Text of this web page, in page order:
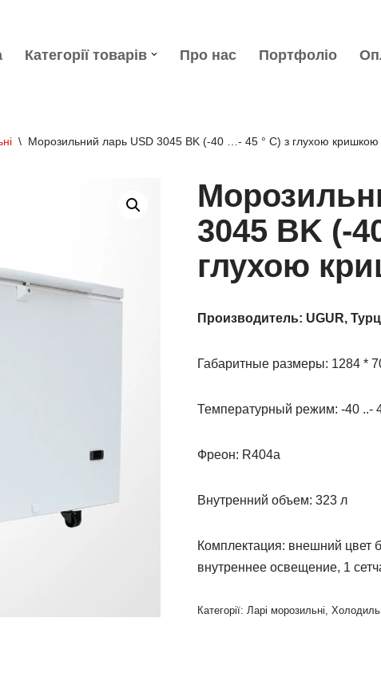
Категорії товарів Про нас Портфоліо
\ Морозильний ларь USD 3045 BK (-40 …- 45 ° С) з глухою кришкою
3045 BK (-
глухою
Производитель: UGUR,
Габаритные размеры: 1284 *
Температурный режим: -40 ..-
Фреон: R404a
Внутренний объем: 323 л
Комплектация: внешний цвет
внутреннее освещение, 1
Категорії: Ларі морозильні,